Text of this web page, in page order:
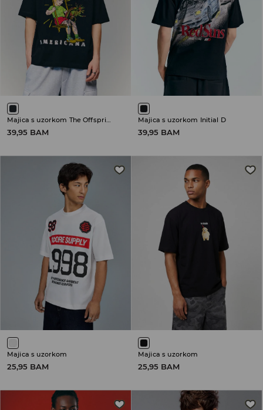
Majica s uzorkom The Offspring
39,95 BAM
Majica s uzorkom Initial D
39,95 BAM
Majica s uzorkom
25,95 BAM
Majica s uzorkom
25,95 BAM